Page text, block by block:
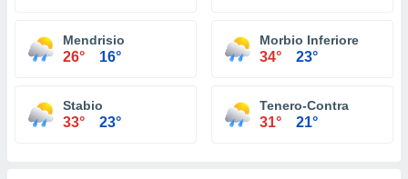
Mendrisio
26° 16°
Morbio Inferiore
34° 23°
Stabio
33° 23°
Tenero-Contra
31° 21°